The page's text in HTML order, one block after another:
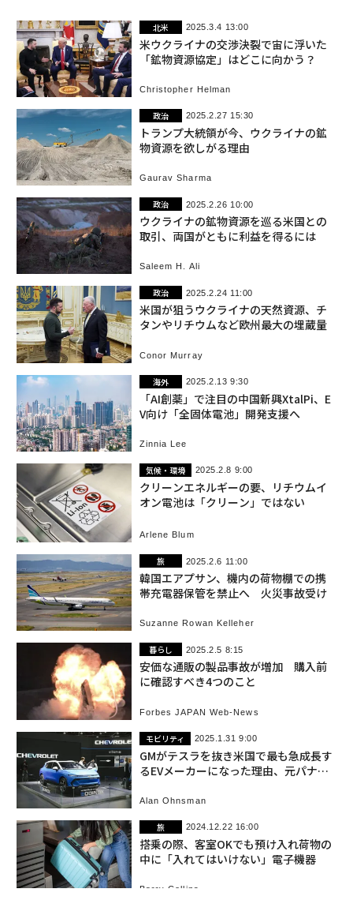
北米 2025.3.4 13:00
米ウクライナの交渉決裂で宙に浮いた
「鉱物資源協定」はどこに向かう？
Christopher Helman
政治 2025.2.27 15:30
トランプ大統領が今、ウクライナの鉱
物資源を欲しがる理由
Gaurav Sharma
政治 2025.2.26 10:00
ウクライナの鉱物資源を巡る米国との
取引、両国がともに利益を得るには
Saleem H. Ali
政治 2025.2.24 11:00
米国が狙うウクライナの天然資源、チ
タンやリチウムなど欧州最大の埋蔵量
Conor Murray
海外 2025.2.13 9:30
「AI創薬」で注目の中国新興XtalPi、E
V向け「全固体電池」開発支援へ
Zinnia Lee
気候・環境 2025.2.8 9:00
クリーンエネルギーの要、リチウムイ
オン電池は「クリーン」ではない
Arlene Blum
旅 2025.2.6 11:00
韓国エアプサン、機内の荷物棚での携
帯充電器保管を禁止へ 火災事故受け
Suzanne Rowan Kelleher
暮らし 2025.2.5 8:15
安価な通販の製品事故が増加 購入前
に確認すべき4つのこと
Forbes JAPAN Web-News
モビリティ 2025.1.31 9:00
GMがテスラを抜き米国で最も急成長す
るEVメーカーになった理由、元パナソ
Alan Ohnsman
旅 2024.12.22 16:00
搭乗の際、客室OKでも預け入れ荷物の
中に「入れてはいけない」電子機器
Barry Collins